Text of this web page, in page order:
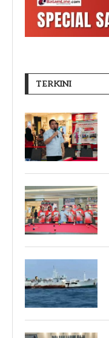
TERKINI